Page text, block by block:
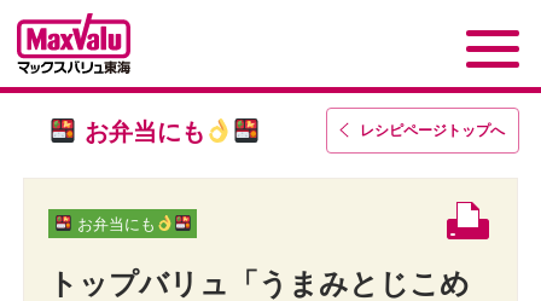
レシピページトップへ
お弁当にも
お弁当にも
トップバリュ「うまみとじこめ